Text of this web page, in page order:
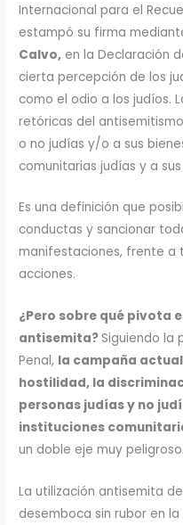
Internacional para el
estampó su firma
Calvo, en la Declaración
cierta percepción de los
como el odio a los judíos.
retóricas del
o no judías y/o a sus
comunitarias judías y a
Es una definición que
conductas y sancionar
manifestaciones, frente a
acciones.
¿Pero sobre qué pivota
antisemita? Siguiendo la
Penal, la campaña
hostilidad, la
personas judías y no
instituciones
un doble eje muy peligroso.
La utilización antisemita
desemboca sin rubor en